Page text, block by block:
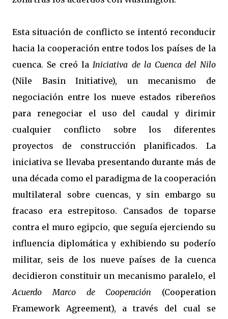
Esta situación de conflicto se intentó reconducir
hacia la cooperación entre todos los países de la
cuenca. Se creó laIniciativa de la Cuenca del Nilo
(Nile Basin Initiative), un mecanismo de
negociación entre los nueve estados ribereños
para renegociar el uso del caudal y dirimir
cualquier conflicto sobre los diferentes
proyectos de construcción planificados. La
iniciativa se llevaba presentando durante más de
una década como el paradigma de la cooperación
multilateral sobre cuencas, y sin embargo su
fracaso era estrepitoso. Cansados de toparse
contra el muro egipcio, que seguía ejerciendo su
influencia diplomática y exhibiendo su poderío
militar, seis de los nueve países de la cuenca
decidieron constituir un mecanismo paralelo, el
Acuerdo Marco de Cooperación (Cooperation
Framework Agreement), a través del cual se